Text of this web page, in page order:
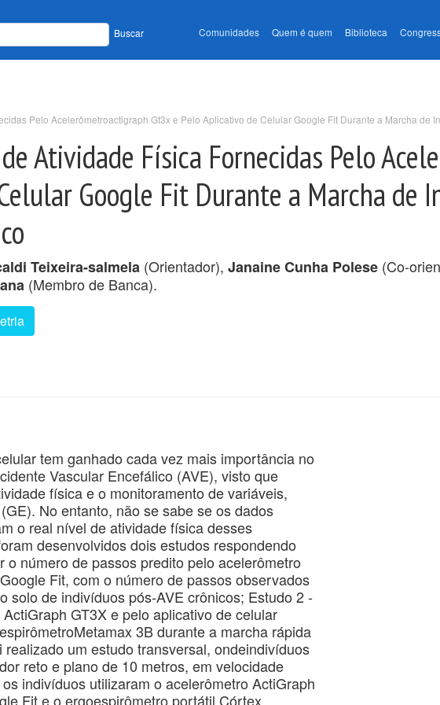
Buscar Comunidades Quem é quem Biblioteca
Pelo Acelerômetroactigraph Gt3x e Pelo Aplicativo de Celular Google Fit Durante a Marcha de
Atividade Física Fornecidas Pelo
Google Fit Durante a Marcha de
Teixeira-salmela (Orientador), Janaine Cunha Polese (Co-
(Membro de Banca).
tem ganhado cada vez mais importância no
Vascular Encefálico (AVE), visto que
física e o monitoramento de variáveis,
No entanto, não se sabe se os dados
o real nível de atividade física desses
desenvolvidos dois estudos respondendo
número de passos predito pelo acelerômetro
Fit, com o número de passos observados
solo de indivíduos pós-AVE crônicos; Estudo 2 -
GT3X e pelo aplicativo de celular
3B durante a marcha rápida
um estudo transversal, ondeindivíduos
reto e plano de 10 metros, em velocidade
indivíduos utilizaram o acelerômetro ActiGraph
Fit e o ergoespirômetro portátil Córtex